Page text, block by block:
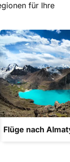
für Ihre
Flüge nach